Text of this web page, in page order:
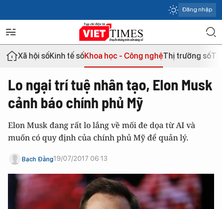
Đăng nhập
Xã hội sốKinh tế sốKhoa học - Công nghệThị trường số
Lo ngại trí tuệ nhân tạo, Elon Musk
cảnh báo chính phủ Mỹ
Elon Musk đang rất lo lắng về mối đe dọa từ AI và
muốn có quy định của chính phủ Mỹ để quản lý.
Bạch Đằng19/07/2017 06:13